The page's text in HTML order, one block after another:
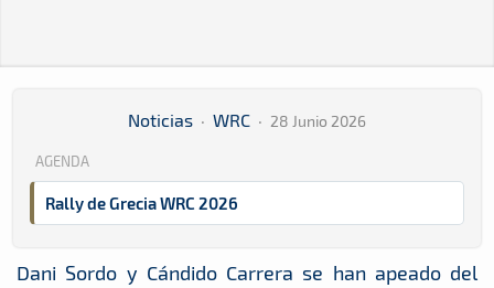
Noticias · WRC · 28 Junio 2026
AGENDA
Rally de Grecia WRC 2026
Dani Sordo y Cándido Carrera se han apeado del